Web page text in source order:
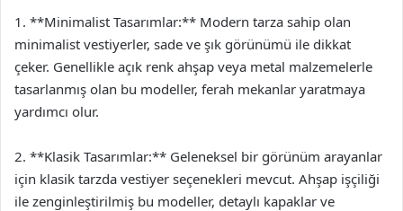
1. **Minimalist Tasarımlar:** Modern tarza sahip olan
minimalist vestiyerler, sade ve şık görünümü ile dikkat
çeker. Genellikle açık renk ahşap veya metal malzemelerle
tasarlanmış olan bu modeller, ferah mekanlar yaratmaya
yardımcı olur.
2. **Klasik Tasarımlar:** Geleneksel bir görünüm arayanlar
için klasik tarzda vestiyer seçenekleri mevcut. Ahşap işçiliği
ile zenginleştirilmiş bu modeller, detaylı kapaklar ve